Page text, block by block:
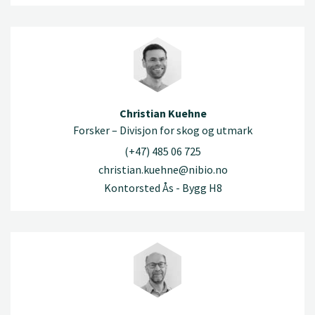
Christian Kuehne
Forsker – Divisjon for skog og utmark
(+47) 485 06 725
christian.kuehne@nibio.no
Kontorsted Ås - Bygg H8